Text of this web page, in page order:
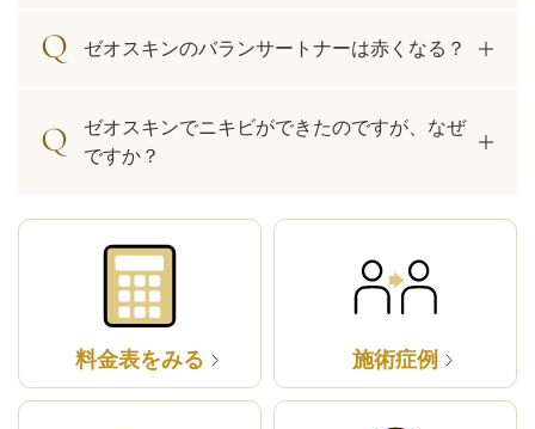
ゼオスキンのバランサートナーは赤くなる？
ゼオスキンでニキビができたのですが、なぜ
ですか？
料金表をみる 施術症例